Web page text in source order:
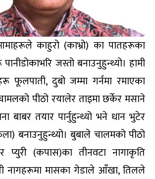
काहुरो (काभ्रो) का पातहरूका
जस्तो बनाउनुहुन्थ्यो। हामी
फूलपाती, दुबो जम्मा गर्नमा रमाएका
पीठो रयालेर ताइमा छर्केर मसाने
बाबर तयार पार्नुहुन्थ्यो भने धान भुटेर
बनाउनुहुन्थ्यो। बुबाले चालमको पीठो
प्युरी (कपास)का तीनवटा नागाकृति
नागहरूमा मासका गेडाले आँखा, तिलले